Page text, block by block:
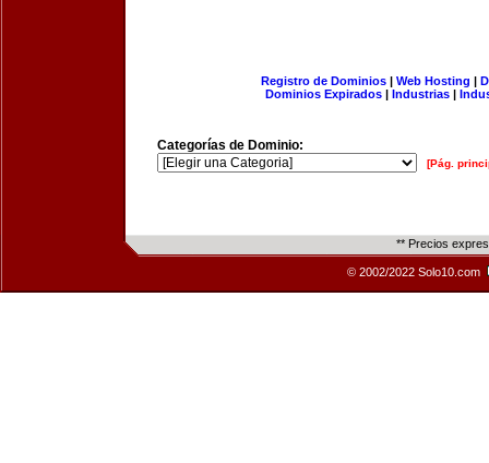
Registro de Dominios| Web Hosting |
Dominios Expirados | Industrias |
Categorías de Dominio:
[Pág.
** Precios
© 2002/2022 Solo10.com